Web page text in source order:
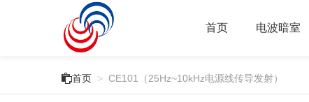
首页 电波暗室
首页 > CE101（25Hz~10kHz电源线传导发射）